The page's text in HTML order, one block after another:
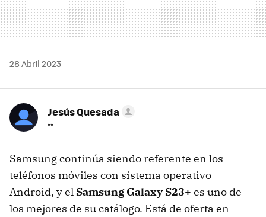
28 Abril 2023
Jesús Quesada
**
Samsung continúa siendo referente en los
teléfonos móviles con sistema operativo
Android, y el Samsung Galaxy S23+ es uno de
los mejores de su catálogo. Está de oferta en